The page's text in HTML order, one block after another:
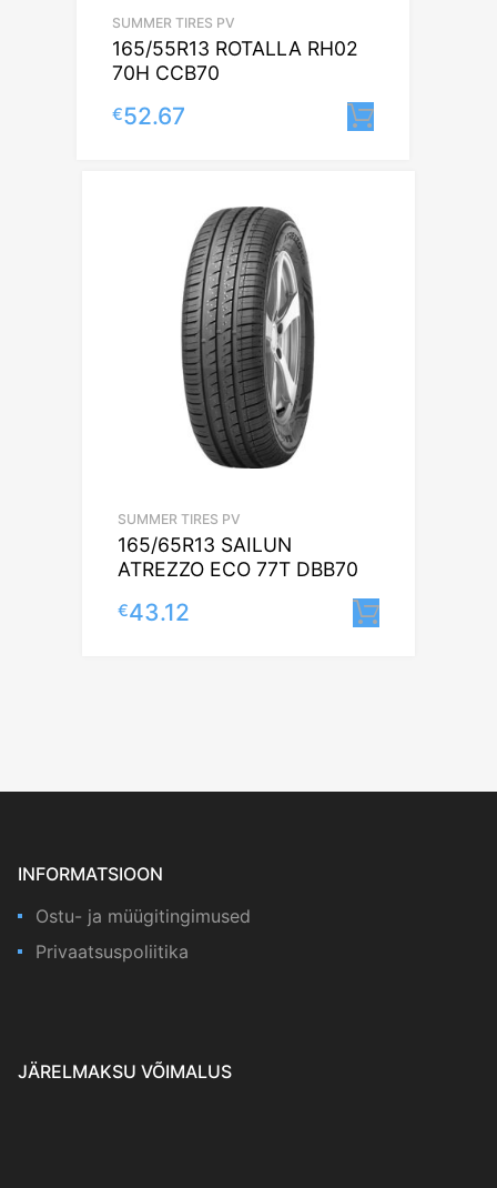
SUMMER TIRES PV
165/55R13 ROTALLA RH02
70H CCB70
€52.67
SUMMER TIRES PV
165/65R13 SAILUN
ATREZZO ECO 77T DBB70
€43.12
INFORMATSIOON
Ostu- ja müügitingimused
Privaatsuspoliitika
JÄRELMAKSU VÕIMALUS